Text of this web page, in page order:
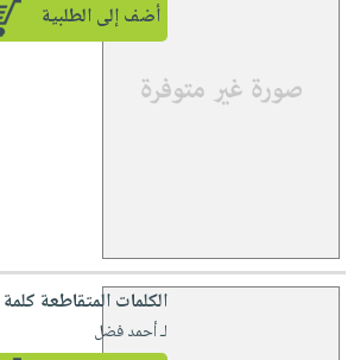
أضف إلى الطلبية
الكلمات المتقاطعة
لـ أحمد فضل